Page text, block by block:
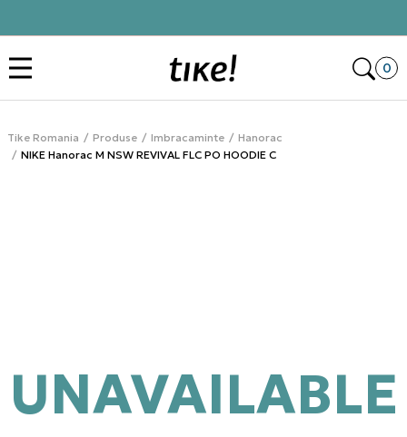
0
Tike Romania Produse Imbracaminte
Hanorac
NIKE Hanorac M NSW REVIVAL FLC PO HOODIE C
UNAVAILABLE